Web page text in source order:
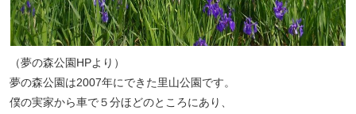
（夢の森公園HPより）
夢の森公園は2007年にできた里山公園です。
僕の実家から車で５分ほどのところにあり、